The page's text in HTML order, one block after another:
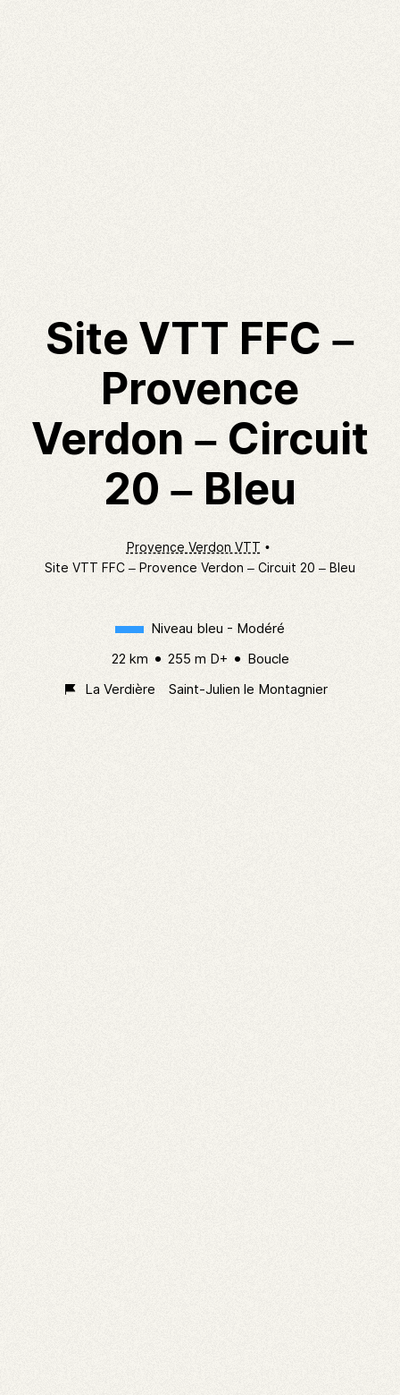
Site VTT FFC –
Provence
Verdon – Circuit
20 – Bleu
Provence Verdon VTT
Site VTT FFC – Provence Verdon – Circuit 20 – Bleu
Niveau bleu - Modéré
22 km
255 m D+
Boucle
La Verdière
Saint-Julien le Montagnier